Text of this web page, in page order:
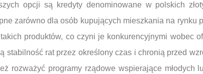
opcji są kredyty denominowane w polskich
zarówno dla osób kupujących mieszkania na
produktów, co czyni je konkurencyjnymi wobec
stabilność rat przez określony czas i chronią przed
rozważyć programy rządowe wspierające